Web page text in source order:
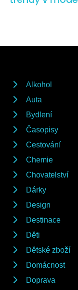
Alkohol
Auta
Bydlení
Časopisy
Cestování
Chemie
Chovatelství
Dárky
Design
Destinace
Děti
Dětské zboží
Domácnost
Doprava